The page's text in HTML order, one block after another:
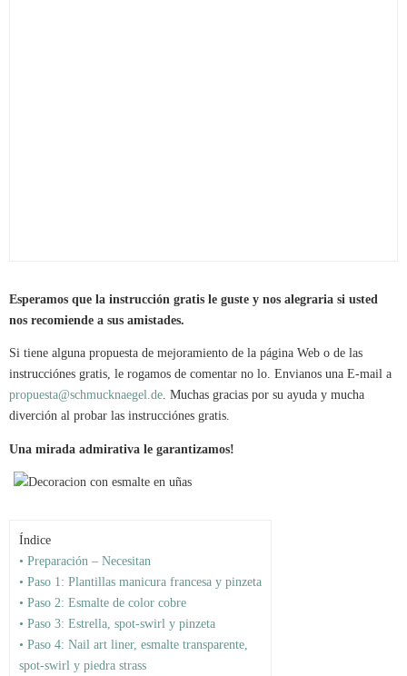
Esperamos que la instrucción gratis le guste y nos alegraria si usted
nos recomiende a sus amistades.
Si tiene alguna propuesta de mejoramiento de la página Web o de las
instrucciónes gratis, le rogamos de comentar no lo. Envianos una E-mail a
propuesta@schmucknaegel.de. Muchas gracias por su ayuda y mucha
diverción al probar las instrucciónes gratis.
Una mirada admirativa le garantizamos!
Índice
• Preparación – Necesitan
• Paso 1: Plantillas manicura francesa y pinzeta
• Paso 2: Esmalte de color cobre
• Paso 3: Estrella, spot-swirl y pinzeta
• Paso 4: Nail art liner, esmalte transparente,
spot-swirl y piedra strass